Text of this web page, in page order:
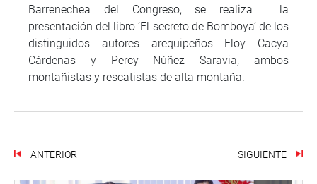
Barrenechea del Congreso, se realiza la
presentación del libro ‘El secreto de Bomboya’ de los
distinguidos autores arequipeños Eloy Cacya
Cárdenas y Percy Núñez Saravia, ambos
montañistas y rescatistas de alta montaña.
ANTERIOR SIGUIENTE